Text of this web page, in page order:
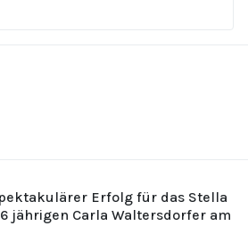
Erfolg für das Stella
jährigen Carla Waltersdorfer am